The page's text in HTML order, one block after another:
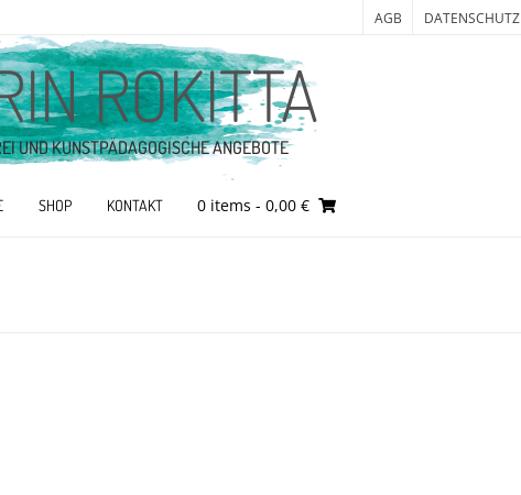
AGB DATENSCHUTZ
ROKITTA
UND KUNSTPÄDAGOGISCHE ANGEBOTE
SHOP KONTAKT 0 items - 0,00 €